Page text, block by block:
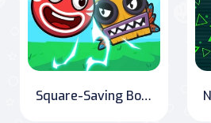
Square-Saving Bounce: Roller Ball Adventure